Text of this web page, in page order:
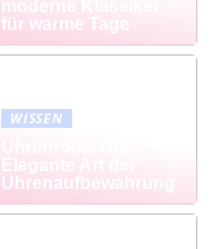
moderne Klassiker
für warme Tage
WISSEN
Elegante Art der
Uhrenaufbewahrung